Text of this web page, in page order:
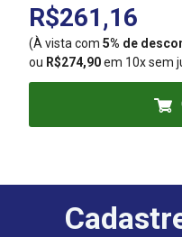
R$261,16
(À vista com 5% de
ou R$274,90em 10x sem